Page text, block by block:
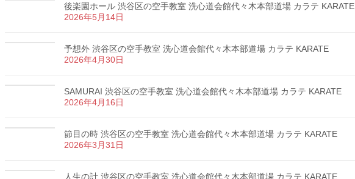
後楽園ホール 渋谷区の空手教室 洗心道会館代々木本部道場 カラテ KARATE
2026年5月14日
予想外 渋谷区の空手教室 洗心道会館代々木本部道場 カラテ KARATE
2026年4月30日
SAMURAI 渋谷区の空手教室 洗心道会館代々木本部道場 カラテ KARATE
2026年4月16日
節目の時 渋谷区の空手教室 洗心道会館代々木本部道場 カラテ KARATE
2026年3月31日
人生の計 渋谷区の空手教室 洗心道会館代々木本部道場 カラテ KARATE